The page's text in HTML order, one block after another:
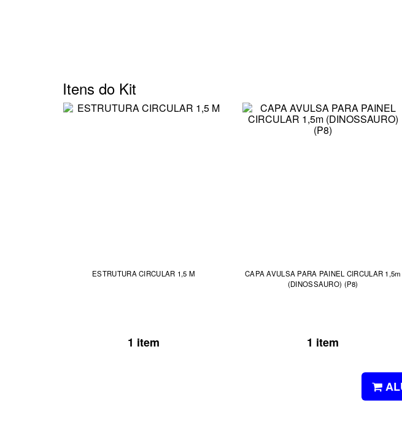
Itens do Kit
ESTRUTURA CIRCULAR 1,5 M
1 item
CAPA AVULSA PARA PAINEL CIRCULAR 1,5m
(DINOSSAURO) (P8)
1 item